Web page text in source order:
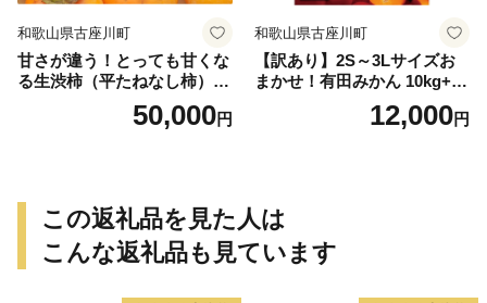
和歌山県古座川町
甘さが違う！とっても甘くな
る生渋柿（平たねなし柿）吊
ップ付約14.5～15kg 約60～
50,000円
和歌山県古座川町
【訳あり】2S～3Lサイズお
まかせ！有田みかん 10kg+2k
g保証分 11月から12月下旬ま
でに順次発送致します。 / 訳
12,000円
この返礼品を見た人は
こんな返礼品も見ています